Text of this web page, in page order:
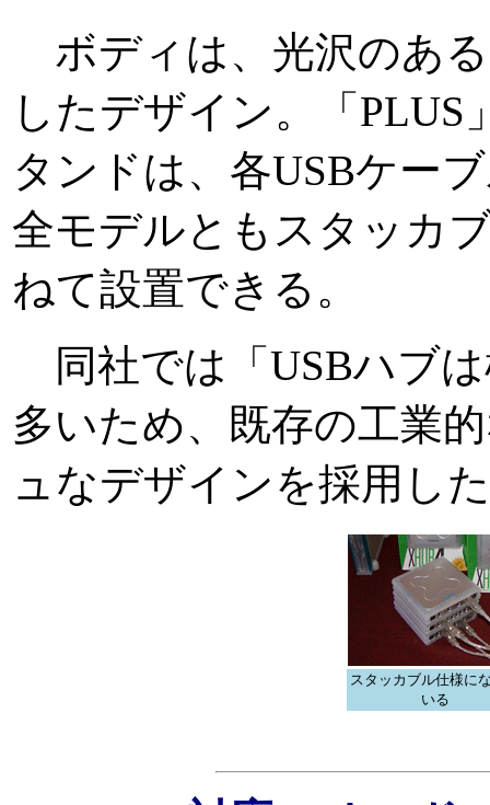
ボディは、光沢のあ
したデザイン。「
タンドは、各USBケー
全モデルともスタッカ
ねて設置できる。
同社では「USBハブ
多いため、既存の工業
ュなデザインを採用し
スタッカブル仕様に
いる